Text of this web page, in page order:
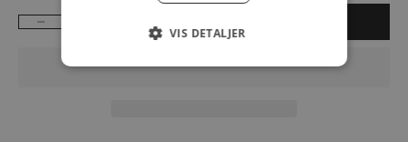
Sænk antal
VIS DETALJER